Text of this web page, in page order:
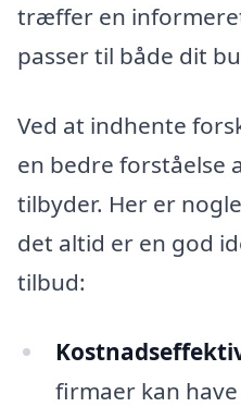
træffer en
passer til både dit
Ved at indhente
en bedre forståelse
tilbyder. Her er
det altid er en god
tilbud:
firmaer kan